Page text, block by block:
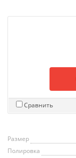
Сравнить
Размер
Полировка